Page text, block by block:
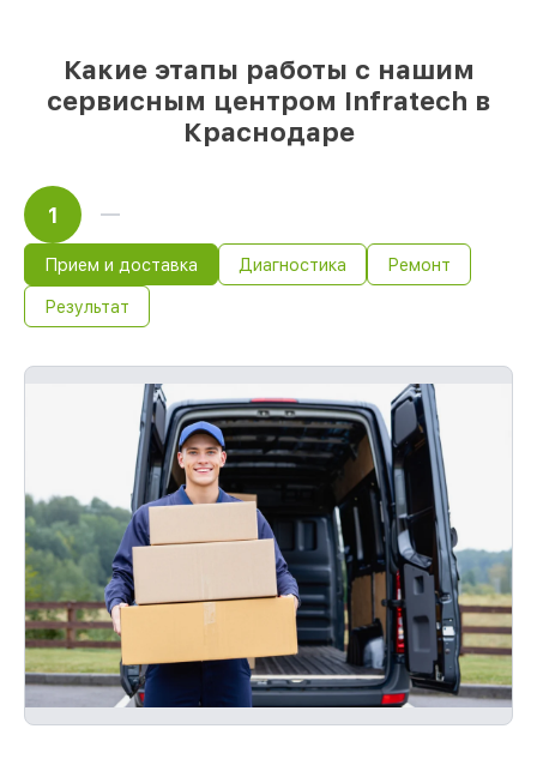
Какие этапы работы с нашим
сервисным центром Infratech в
Краснодаре
1
Прием и доставка Диагностика Ремонт
Результат